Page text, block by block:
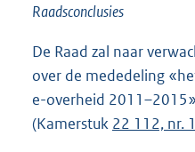
Raadsconclusies
De Raad zal naar
over de mededeling
e-overheid
(Kamerstuk 22 112, nr.